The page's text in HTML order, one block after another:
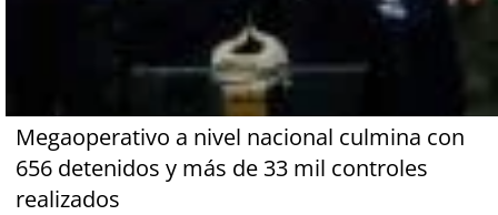
Megaoperativo a nivel nacional culmina con
656 detenidos y más de 33 mil controles
realizados